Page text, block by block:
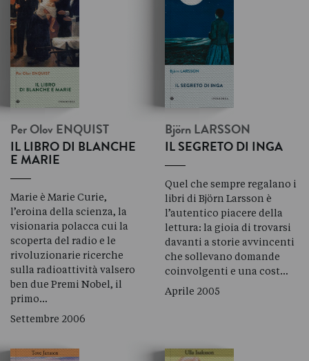
Per Olov ENQUIST
IL LIBRO DI BLANCHE
E MARIE
Marie è Marie Curie,
l’eroina della scienza, la
visionaria polacca cui la
scoperta del radio e le
rivoluzionarie ricerche
sulla radioattività valsero
ben due Premi Nobel, il
primo…
Settembre 2006
Björn LARSSON
IL SEGRETO DI INGA
Quel che sempre regalano i
libri di Björn Larsson è
l’autentico piacere della
lettura: la gioia di trovarsi
davanti a storie avvincenti
che sollevano domande
coinvolgenti e una cost…
Aprile 2005